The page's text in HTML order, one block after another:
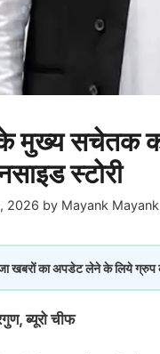
मुख्य सचेतक
स्टोरी
2026 by Mayank
खबरों का अपडेट लेने के लिये ग्रुप
ब्यूरो चीफ